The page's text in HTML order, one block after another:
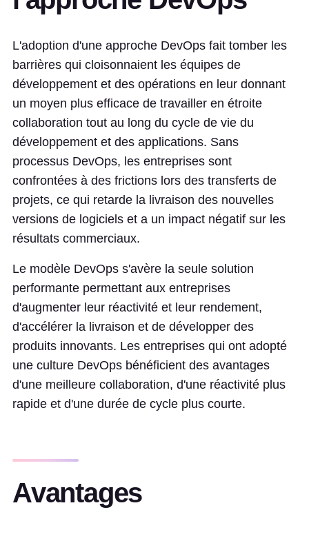
L'adoption d'une approche DevOps fait tomber les
barrières qui cloisonnaient les équipes de
développement et des opérations en leur donnant
un moyen plus efficace de travailler en étroite
collaboration tout au long du cycle de vie du
développement et des applications. Sans
processus DevOps, les entreprises sont
confrontées à des frictions lors des transferts de
projets, ce qui retarde la livraison des nouvelles
versions de logiciels et a un impact négatif sur les
résultats commerciaux.
Le modèle DevOps s'avère la seule solution
performante permettant aux entreprises
d'augmenter leur réactivité et leur rendement,
d'accélérer la livraison et de développer des
produits innovants. Les entreprises qui ont adopté
une culture DevOps bénéficient des avantages
d'une meilleure collaboration, d'une réactivité plus
rapide et d'une durée de cycle plus courte.
Avantages